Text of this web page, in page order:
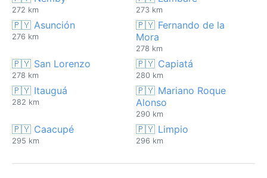
272 km 273 km
🇵🇾 Asunción
276 km
🇵🇾 Fernando de la
Mora
278 km
🇵🇾 San Lorenzo
278 km
🇵🇾 Capiatá
280 km
🇵🇾 Itauguá
282 km
🇵🇾 Mariano Roque
Alonso
290 km
🇵🇾 Caacupé
295 km
🇵🇾 Limpio
296 km